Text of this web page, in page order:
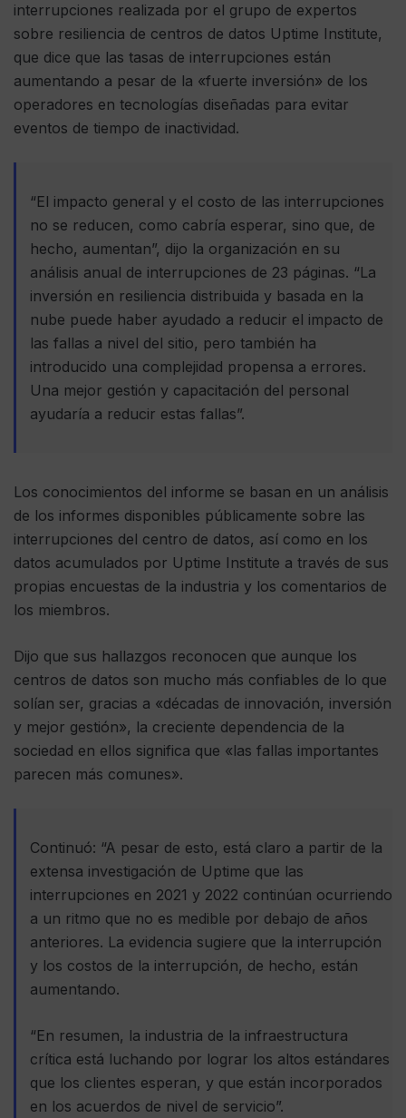
interrupciones realizada por el grupo de expertos
sobre resiliencia de centros de datos Uptime Institute,
que dice que las tasas de interrupciones están
aumentando a pesar de la «fuerte inversión» de los
operadores en tecnologías diseñadas para evitar
eventos de tiempo de inactividad.
“El impacto general y el costo de las interrupciones
no se reducen, como cabría esperar, sino que, de
hecho, aumentan”, dijo la organización en su
análisis anual de interrupciones de 23 páginas. “La
inversión en resiliencia distribuida y basada en la
nube puede haber ayudado a reducir el impacto de
las fallas a nivel del sitio, pero también ha
introducido una complejidad propensa a errores.
Una mejor gestión y capacitación del personal
ayudaría a reducir estas fallas”.
Los conocimientos del informe se basan en un análisis
de los informes disponibles públicamente sobre las
interrupciones del centro de datos, así como en los
datos acumulados por Uptime Institute a través de sus
propias encuestas de la industria y los comentarios de
los miembros.
Dijo que sus hallazgos reconocen que aunque los
centros de datos son mucho más confiables de lo que
solían ser, gracias a «décadas de innovación, inversión
y mejor gestión», la creciente dependencia de la
sociedad en ellos significa que «las fallas importantes
parecen más comunes».
Continuó: “A pesar de esto, está claro a partir de la
extensa investigación de Uptime que las
interrupciones en 2021 y 2022 continúan ocurriendo
a un ritmo que no es medible por debajo de años
anteriores. La evidencia sugiere que la interrupción
y los costos de la interrupción, de hecho, están
aumentando.
“En resumen, la industria de la infraestructura
crítica está luchando por lograr los altos estándares
que los clientes esperan, y que están incorporados
en los acuerdos de nivel de servicio”.